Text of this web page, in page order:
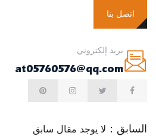
اتصل بنا
بريد إلكتروني
at05760576@qq.com
السابق： لا يوجد مقال سابق